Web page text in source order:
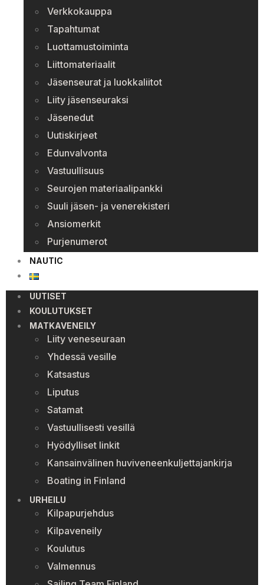
Verkkokauppa
Tapahtumat
Luottamustoiminta
Liittomateriaalit
Jäsenseurat ja luokkaliitot
Liity jäsenseuraksi
Jäsenedut
Uutiskirjeet
Edunvalvonta
Vastuullisuus
Seurojen materiaalipankki
Suuli jäsen- ja venerekisteri
Ansiomerkit
Purjenumerot
NAUTIC
UUTISET
KOULUTUKSET
MATKAVENEILY
Liity veneseuraan
Yhdessä vesille
Katsastus
Liputus
Satamat
Vastuullisesti vesillä
Hyödylliset linkit
Kansainvälinen huviveneenkuljettajankirja
Boating in Finland
URHEILU
Kilpapurjehdus
Kilpaveneily
Koulutus
Valmennus